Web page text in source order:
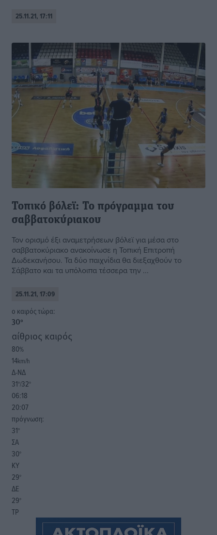
25.11.21, 17:11
Τοπικό βόλεϊ: Το πρόγραμμα του
σαββατοκύριακου
Τον ορισμό έξι αναμετρήσεων βόλεϊ για μέσα στο
σαββατοκύριακο ανακοίνωσε η Τοπική Επιτροπή
Δωδεκανήσου. Τα δύο παιχνίδια θα διεξαχθούν το
Σάββατο και τα υπόλοιπα τέσσερα την ...
25.11.21, 17:09
o καιρός τώρα:
30°
αίθριος καιρός
80%
14km/h
Δ-ΝΔ
31°/32°
06:18
20:07
πρόγνωση:
31°
ΣΑ
30°
ΚΥ
29°
ΔΕ
29°
ΤΡ